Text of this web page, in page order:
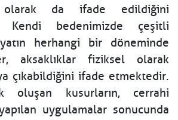
olarak da ifade edildiğini
Kendi bedenimizde çeşitli
herhangi bir döneminde
aksaklıklar fiziksel olarak
çıkabildiğini ifade etmektedir.
oluşan kusurların, cerrahi
uygulamalar sonucunda